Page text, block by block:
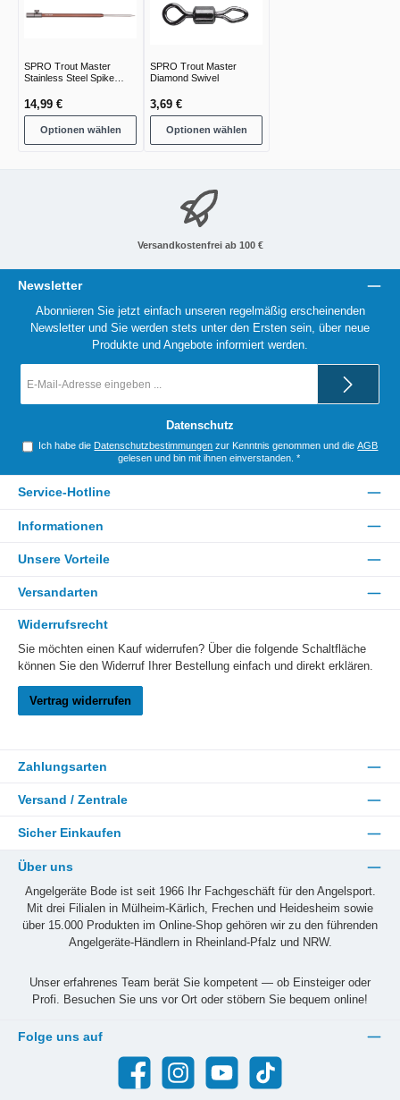
SPRO Trout Master
Stainless Steel Spike
14,99 €
Optionen wählen
SPRO Trout Master
Diamond Swivel
3,69 €
Optionen wählen
Versandkostenfrei ab 100 €
Newsletter
Abonnieren Sie jetzt einfach unseren regelmäßig erscheinenden
Newsletter und Sie werden stets unter den Ersten sein, über neue
Produkte und Angebote informiert werden.
Mail-
Datenschutz
Ich habe die Datenschutzbestimmungen zur Kenntnis genommen und dieAGB
gelesen und bin mit ihnen einverstanden. *
Service-Hotline
Informationen
Unsere Vorteile
Versandarten
Widerrufsrecht
Sie möchten einen Kauf widerrufen? Über die folgende Schaltfläche
können Sie den Widerruf Ihrer Bestellung einfach und direkt erklären.
Vertrag widerrufen
Zahlungsarten
Versand / Zentrale
Sicher Einkaufen
Über uns
Angelgeräte Bode ist seit 1966 Ihr Fachgeschäft für den Angelsport.
Mit drei Filialen in Mülheim-Kärlich, Frechen und Heidesheim sowie
über 15.000 Produkten im Online-Shop gehören wir zu den führenden
Angelgeräte-Händlern in Rheinland-Pfalz und NRW.
Unser erfahrenes Team berät Sie kompetent — ob Einsteiger oder
Profi. Besuchen Sie uns vor Ort oder stöbern Sie bequem online!
Folge uns auf
Facebook Instagram YouTube TikTok